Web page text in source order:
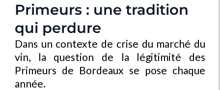
Primeurs : une tradition
qui perdure
Dans un contexte de crise du marché du
vin, la question de la légitimité des
Primeurs de Bordeaux se pose chaque
année.